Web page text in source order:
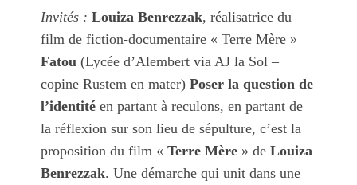
Invités : Louiza Benrezzak, réalisatrice du
film de fiction-documentaire « Terre Mère »
Fatou (Lycée d’Alembert via AJ la Sol –
copine Rustem en mater) Poser la question de
l’identité en partant à reculons, en partant de
la réflexion sur son lieu de sépulture, c’est la
proposition du film « Terre Mère » de Louiza
Benrezzak. Une démarche qui unit dans une